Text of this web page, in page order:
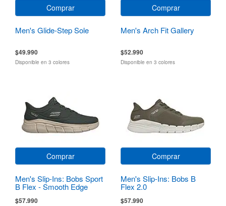
Comprar
Men's Glide-Step Sole
$49.990
Disponible en 3 colores
Comprar
Men's Arch Fit Gallery
$52.990
Disponible en 3 colores
Comprar
Men's Slip-Ins: Bobs Sport
B Flex - Smooth Edge
$57.990
Comprar
Men's Slip-Ins: Bobs B
Flex 2.0
$57.990